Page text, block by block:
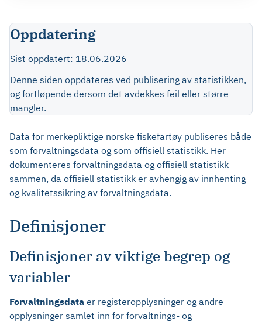
Oppdatering
Sist oppdatert: 18.06.2026
Denne siden oppdateres ved publisering av statistikken,
og fortløpende dersom det avdekkes feil eller større
mangler.
Data for merkepliktige norske fiskefartøy publiseres både
som forvaltningsdata og som offisiell statistikk. Her
dokumenteres forvaltningsdata og offisiell statistikk
sammen, da offisiell statistikk er avhengig av innhenting
og kvalitetssikring av forvaltningsdata.
Definisjoner
Definisjoner av viktige begrep og
variabler
Forvaltningsdata er registeropplysninger og andre
opplysninger samlet inn for forvaltnings- og